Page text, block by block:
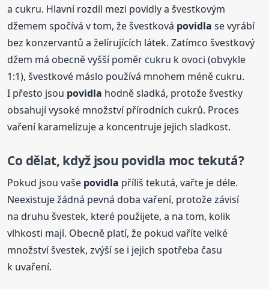
a cukru. Hlavní rozdíl mezi povidly a švestkovým
džemem spočívá v tom, že švestková povidla se vyrábí
bez konzervantů a želírujících látek. Zatímco švestkový
džem má obecně vyšší poměr cukru k ovoci (obvykle
1:1), švestkové máslo používá mnohem méně cukru.
I přesto jsou povidla hodně sladká, protože švestky
obsahují vysoké množství přírodních cukrů. Proces
vaření karamelizuje a koncentruje jejich sladkost.
Co dělat, když jsou povidla moc tekutá?
Pokud jsou vaše povidla příliš tekutá, vařte je déle.
Neexistuje žádná pevná doba vaření, protože závisí
na druhu švestek, které použijete, a na tom, kolik
vlhkosti mají. Obecně platí, že pokud vaříte velké
množství švestek, zvýší se i jejich spotřeba času
k uvaření.